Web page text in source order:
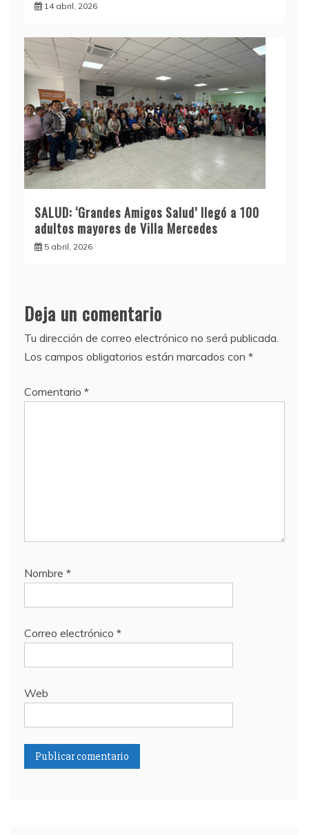
14 abril, 2026
SALUD: ‘Grandes Amigos Salud’ llegó a 100
adultos mayores de Villa Mercedes
5 abril, 2026
Deja un comentario
Tu dirección de correo electrónico no será publicada.
Los campos obligatorios están marcados con *
Comentario *
Nombre *
Correo electrónico *
Web